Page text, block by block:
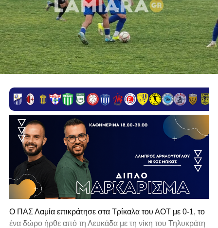
Ο ΠΑΣ Λαμία επικράτησε στα Τρίκαλα του ΑΟΤ με 0-1, το
ένα δώρο ήρθε από τη Λευκάδα με τη νίκη του Τηλυκράτη